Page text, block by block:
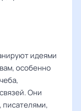
идеями
особенно
Они